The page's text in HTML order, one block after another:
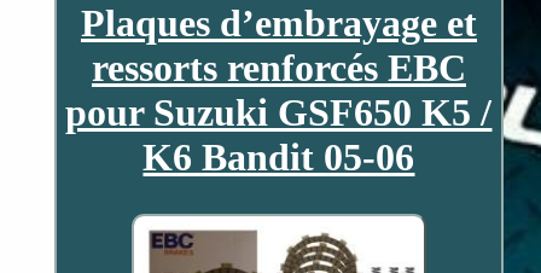
Plaques d’embrayage et
ressorts renforcés EBC
pour Suzuki GSF650 K5 /
K6 Bandit 05-06